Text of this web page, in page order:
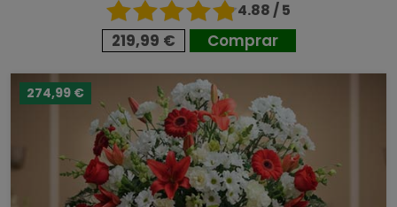
4.88 / 5
219,99 € Comprar
274,99 €